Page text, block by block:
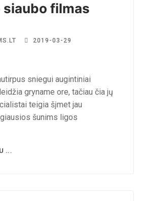
filmas
2019-03-29
sniegui augintiniai
gryname ore, tačiau čia jų
teigia šįmet jau
šunims ligos
...